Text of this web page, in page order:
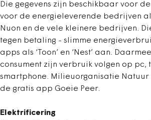
Die gegevens zijn beschikbaar voor
voor de energieleverende bedrijven
Nuon en de vele kleinere bedrijven.
tegen betaling - slimme
apps als ‘Toon’ en ‘Nest’ aan.
consument zijn verbruik volgen op pc,
smartphone. Milieuorganisatie
de gratis app Goeie Peer.
Elektrificering